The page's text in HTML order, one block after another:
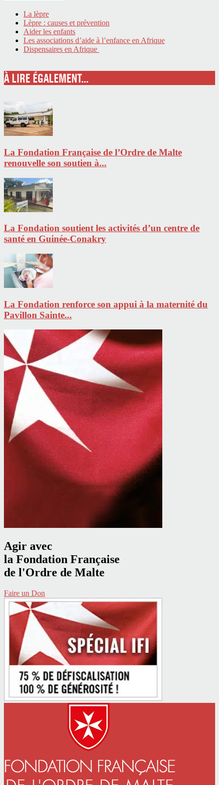
La lèpre
Lèpre : causes et prévention
Aider les enfants
Les associations d’aide à l’enfance en Afrique
Dispensaires en Afrique
À LIRE ÉGALEMENT...
La Fondation Française de l’Ordre de Malte
renouvelle son soutien à...
La Fondation soutient les activités d’un centre de
santé en Guinée-Conakry
La Fondation renforce son appui à la maternité du
Pavillon Sainte...
Agir avec
la Fondation Française
de l'Ordre de Malte
Faire un Don